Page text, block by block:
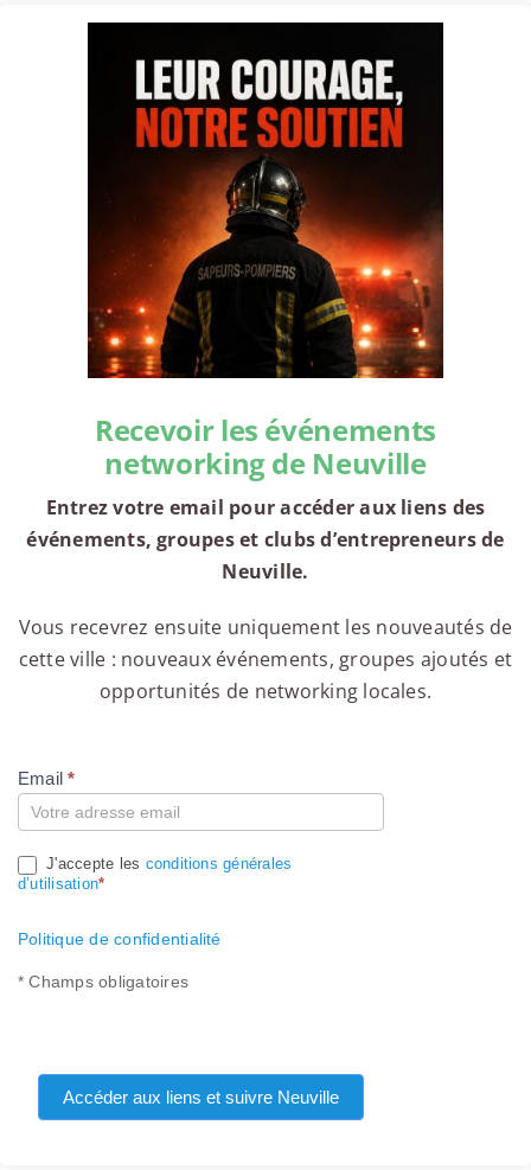
Recevoir les événements
networking de Neuville
Entrez votre email pour accéder aux liens des
événements, groupes et clubs d’entrepreneurs de
Neuville.
Vous recevrez ensuite uniquement les nouveautés de
cette ville : nouveaux événements, groupes ajoutés et
opportunités de networking locales.
Compte
Email*
J'accepte les conditions générales
d’utilisation*
Politique de confidentialité
* Champs obligatoires
Accéder aux liens et suivre Neuville